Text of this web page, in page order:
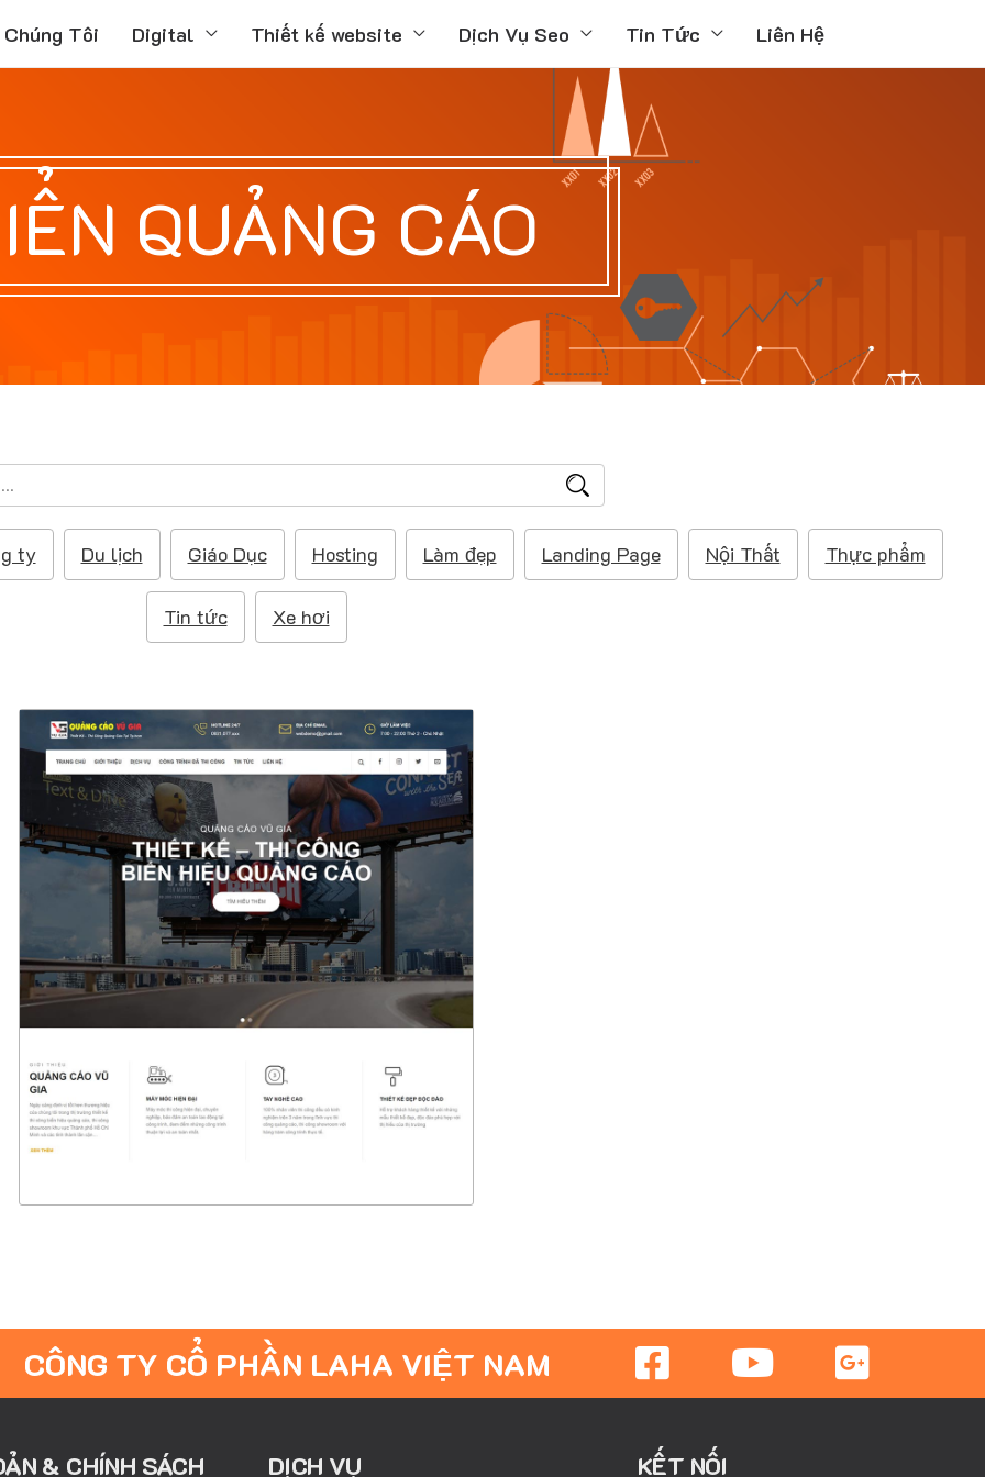
Chúng Tôi Digital Thiết kế website Dịch Vụ Seo Tin Tức Liên Hệ
QUẢNG CÁO
ty Du lịch Giáo Dục Hosting Làm đẹp Landing Page Nội Thất Thực phẩm
Tin tức Xe hơi
47397
CHI TIẾT
XEM THỰC TẾ
CÔNG TY CỔ PHẦN LAHA VIỆT NAM
& CHÍNH SÁCH DỊCH VỤ KẾT NỐI